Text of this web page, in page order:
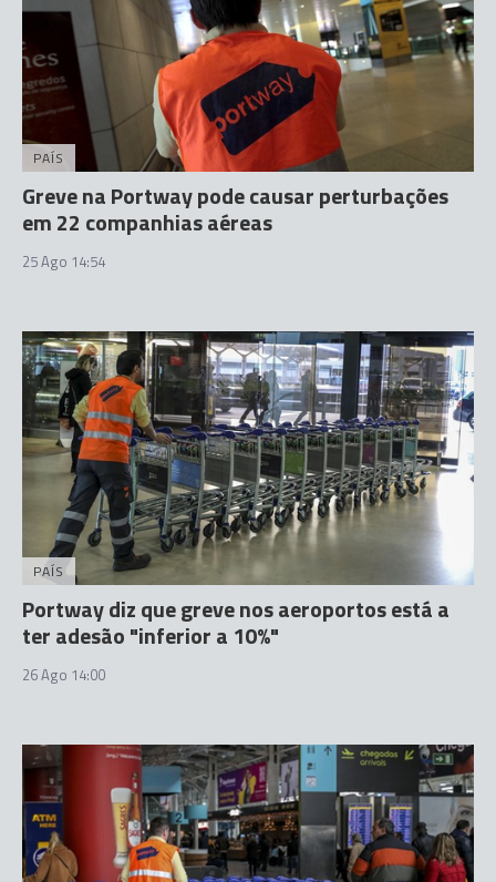
PAÍS
Greve na Portway pode causar perturbações
em 22 companhias aéreas
25 Ago 14:54
PAÍS
Portway diz que greve nos aeroportos está a
ter adesão "inferior a 10%"
26 Ago 14:00